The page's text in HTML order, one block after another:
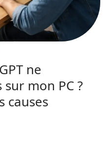
ne
mon PC ?
causes